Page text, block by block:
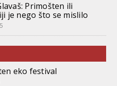
Primošten ili
je nego što se mislilo
eko festival